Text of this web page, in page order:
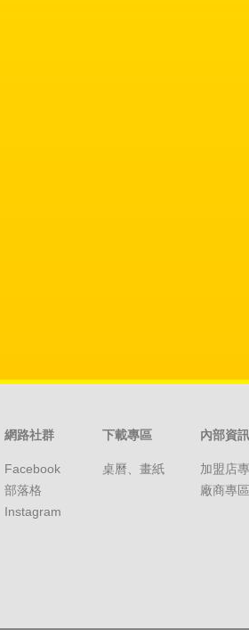
網路社群
Facebook
部落格
Instagram
下載專區
桌曆、畫紙
內部資
加盟店
廠商專區